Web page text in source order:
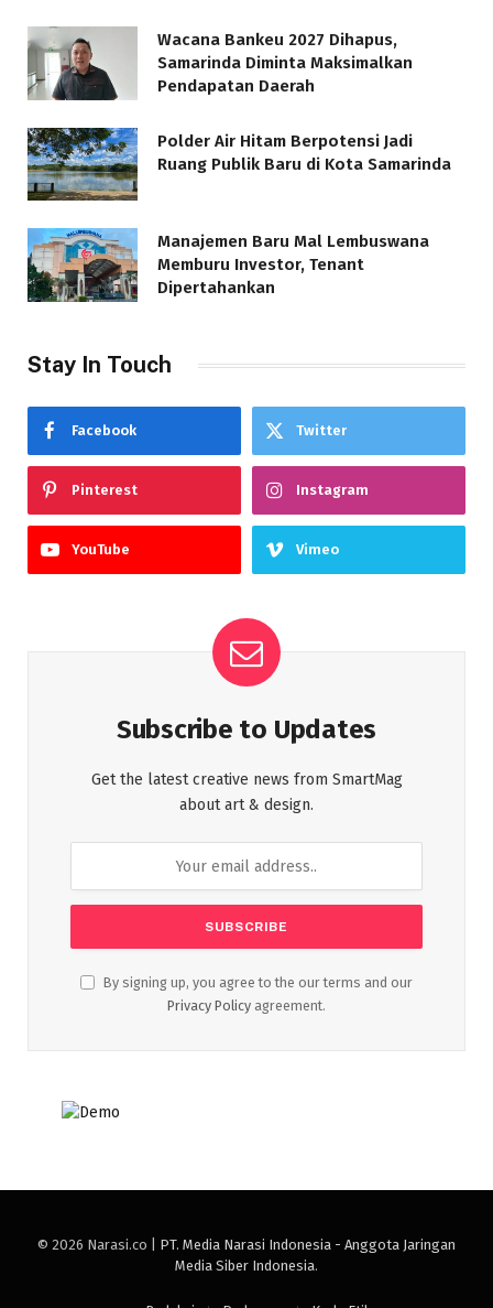
Wacana Bankeu 2027 Dihapus,
Samarinda Diminta Maksimalkan
Pendapatan Daerah
Polder Air Hitam Berpotensi Jadi
Ruang Publik Baru di Kota Samarinda
Manajemen Baru Mal Lembuswana
Memburu Investor, Tenant
Dipertahankan
Stay In Touch
Facebook Twitter
Pinterest Instagram
YouTube Vimeo
Subscribe to Updates
Get the latest creative news from SmartMag
about art & design.
By signing up, you agree to the our terms and our
Privacy Policy agreement.
© 2026 Narasi.co | PT. Media Narasi Indonesia - Anggota Jaringan
Media Siber Indonesia.